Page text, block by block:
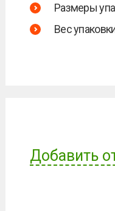
Размеры
Вес
Добавить